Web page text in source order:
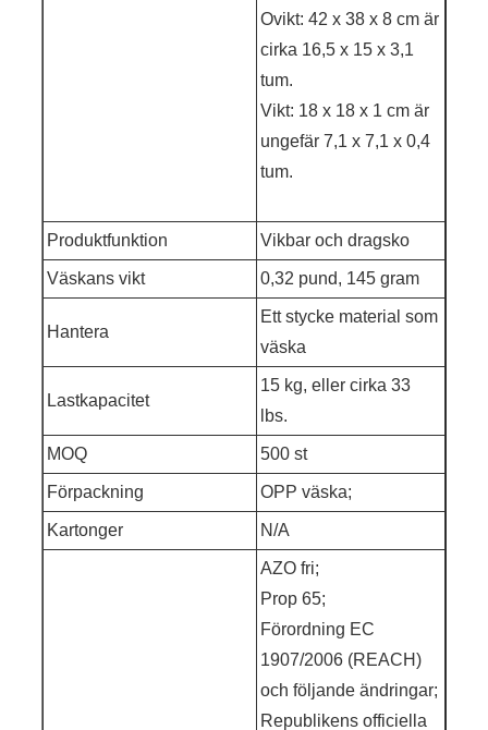
Ovikt: 42 x 38 x 8 cm är
cirka 16,5 x 15 x 3,1
tum.
Vikt: 18 x 18 x 1 cm är
ungefär 7,1 x 7,1 x 0,4
tum.
Produktfunktion Vikbar och dragsko
Väskans vikt 0,32 pund, 145 gram
Hantera
Ett stycke material som
väska
Lastkapacitet
15 kg, eller cirka 33
lbs.
MOQ 500 st
Förpackning OPP väska;
Kartonger N/A
AZO fri;
Prop 65;
Förordning EC
1907/2006 (REACH)
och följande ändringar;
Republikens officiella